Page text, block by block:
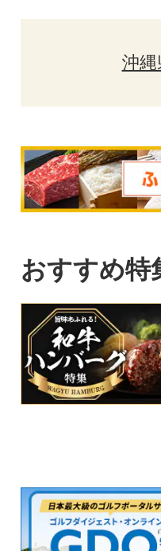
沖
おすすめ特